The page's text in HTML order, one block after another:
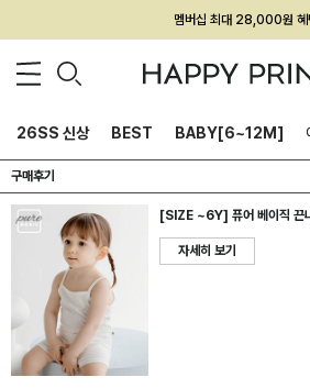
멤버십 최대 28,000원 혜
26SS 신상 BEST BABY[6~12M]
구매후기
[SIZE ~6Y] 퓨어 베이직 끈
자세히 보기